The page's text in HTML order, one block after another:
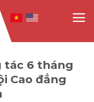
tác 6 tháng
Cao đẳng